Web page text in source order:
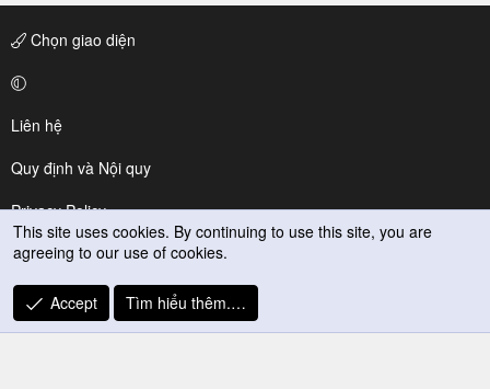
Chọn giao diện
Liên hệ
Quy định và Nội quy
Privacy Policy
Trợ giúp
R
S
This site uses cookies. By continuing to use this site, you are
agreeing to our use of cookies.
Accept Tìm hiểu thêm.…